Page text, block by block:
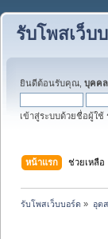
รับโพสเว็บ
ยินดีต้อนรับคุณ, บุคคล
เข้าสู่ระบบด้วยชื่อผู้ใช้
หน้าแรก ช่วยเหลือ
รับโพสเว็บบอร์ด » อุต